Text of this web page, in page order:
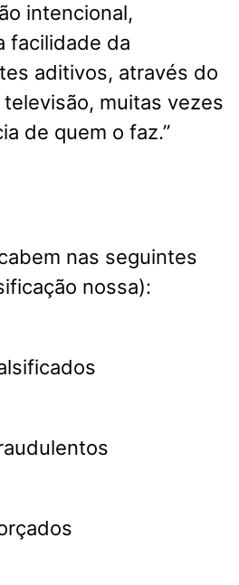
intencional,
facilidade da
aditivos, através do
muitas vezes
de quem o faz.”
nas seguintes
nossa):